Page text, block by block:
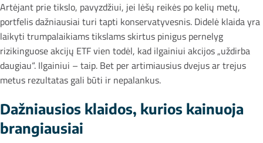
Artėjant prie tikslo, pavyzdžiui, jei lėšų reikės po kelių metų,
portfelis dažniausiai turi tapti konservatyvesnis. Didelė klaida yra
laikyti trumpalaikiams tikslams skirtus pinigus pernelyg
rizikinguose akcijų ETF vien todėl, kad ilgainiui akcijos „uždirba
daugiau“. Ilgainiui – taip. Bet per artimiausius dvejus ar trejus
metus rezultatas gali būti ir nepalankus.
Dažniausios klaidos, kurios kainuoja
brangiausiai